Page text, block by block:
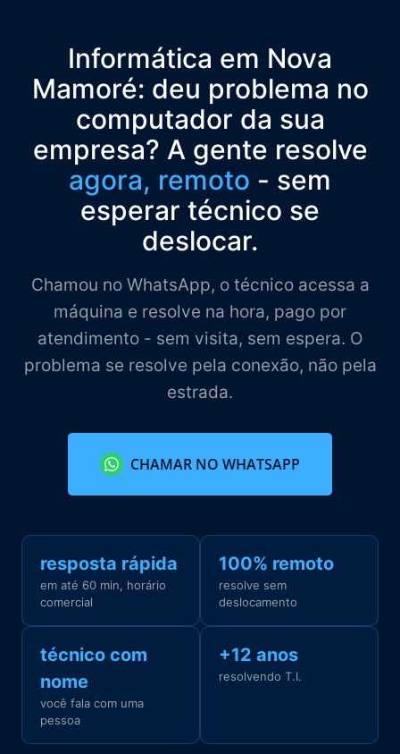
Informática em Nova
Mamoré: deu problema no
computador da sua
empresa? A gente resolve
agora, remoto - sem
esperar técnico se
deslocar.
Chamou no WhatsApp, o técnico acessa a
máquina e resolve na hora, pago por
atendimento - sem visita, sem espera. O
problema se resolve pela conexão, não pela
estrada.
CHAMAR NO WHATSAPP
resposta rápida
em até 60 min, horário
comercial
100% remoto
resolve sem
deslocamento
técnico com
nome
você fala com uma
pessoa
+12 anos
resolvendo T.I.